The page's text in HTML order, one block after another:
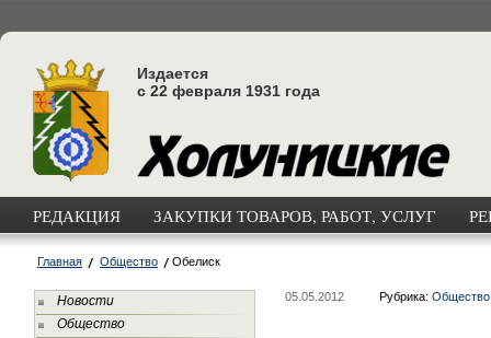
Издается
с 22 февраля 1931 года
РЕДАКЦИЯ ЗАКУПКИ ТОВАРОВ, РАБОТ, УСЛУГ
Главная Общество Обелиск
Новости
Общество
05.05.2012 Рубрика: Общество